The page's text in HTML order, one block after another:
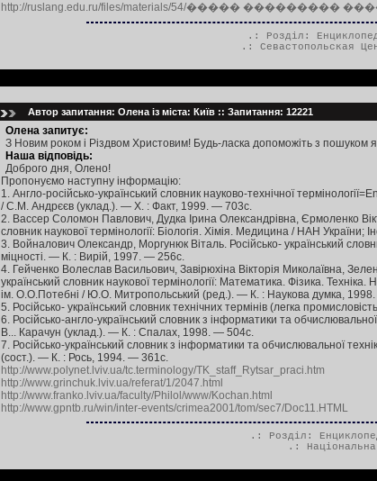
http://ruslang.edu.ru/files/materials/54/����� ���������
.: Розділ:
.: Севастопольская
Автор запитання: Олена із міста: Київ :: Запитання: 12221
Олена запитує:
З Новим роком і Різдвом Христовим! Будь-ласка допоможіть з пошуком
Наша відповідь:
Доброго дня, Олено!
Пропонуємо наступну інформацію:
1. Англо-російсько-український словник науково-технічної
/ С.М. Андрєєв (уклад.). — Х. : Факт, 1999. — 703с.
2. Вассер Соломон Павлович, Дудка Ірина Олександрівна, Єрмоленко
словник наукової термінології: Біологія. Хімія. Медицина / НАН
3. Войналович Олександр, Моргунюк Віталь. Російсько- український
міцності. — К. : Вирій, 1997. — 256с.
4. Гейченко Волеслав Васильович, Завірюхіна Вікторія Миколаївна,
український словник наукової термінології: Математика. Фізика.
ім. О.О.Потебні / Ю.О. Митропольський (ред.). — К. : Наукова думка,
5. Російсько- український словник технічних термінів (легка
6. Російсько-англо-український словник з інформатики та
В... Карачун (уклад.). — К. : Спалах, 1998. — 504с.
7. Російсько-український словник з інформатики та обчислювальної
(сост.). — К. : Рось, 1994. — 361с.
http://www.polynet.lviv.ua/tc.terminology/TK_staff_Rytsar_praci.htm
http://www.grinchuk.lviv.ua/referat/1/2047.html
http://www.franko.lviv.ua/faculty/Philol/www/Kochan.html
http://www.gpntb.ru/win/inter-events/crimea2001/tom/sec7/Doc11.HTML
.: Розділ:
.: